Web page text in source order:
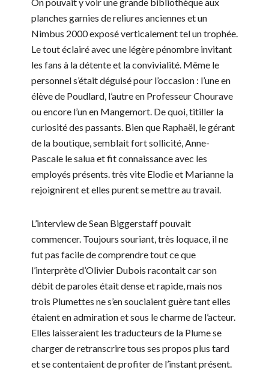
planches garnies de reliures anciennes et un
Nimbus 2000 exposé verticalement tel un trophée.
Le tout éclairé avec une légère pénombre invitant
les fans à la détente et la convivialité. Même le
personnel s’était déguisé pour l’occasion : l’une en
élève de Poudlard, l’autre en Professeur Chourave
ou encore l’un en Mangemort. De quoi, titiller la
curiosité des passants. Bien que Raphaël, le gérant
de la boutique, semblait fort sollicité, Anne-
Pascale le salua et fit connaissance avec les
employés présents. très vite Elodie et Marianne la
rejoignirent et elles purent se mettre au travail.
L’interview de Sean Biggerstaff pouvait
commencer. Toujours souriant, très loquace, il ne
fut pas facile de comprendre tout ce que
l’interprète d’Olivier Dubois racontait car son
débit de paroles était dense et rapide, mais nos
trois Plumettes ne s’en souciaient guère tant elles
étaient en admiration et sous le charme de l’acteur.
Elles laisseraient les traducteurs de la Plume se
charger de retranscrire tous ses propos plus tard
et se contentaient de profiter de l’instant présent.